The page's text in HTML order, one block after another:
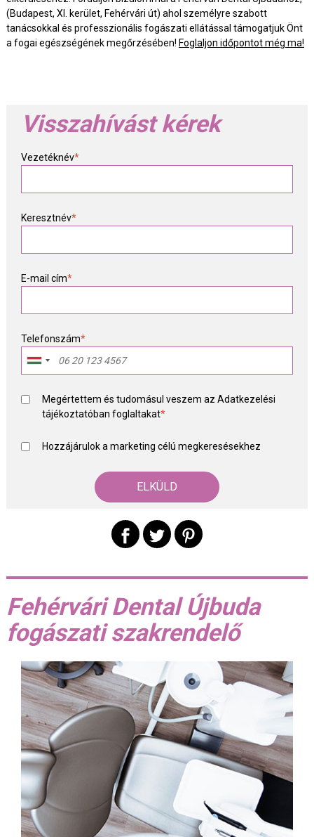
(Budapest, XI. kerület, Fehérvári út) ahol személyre szabott
tanácsokkal és professzionális fogászati ellátással támogatjuk Önt
a fogai egészségének megőrzésében! Foglaljon időpontot még ma!
Visszahívást kérek
Vezetéknév*
Keresztnév*
E-mail cím*
Telefonszám*
Megértettem és tudomásul veszem azAdatkezelési
tájékoztatóban foglaltakat*
Hozzájárulok a marketing célú megkeresésekhez
Fehérvári Dental Újbuda
fogászati szakrendelő